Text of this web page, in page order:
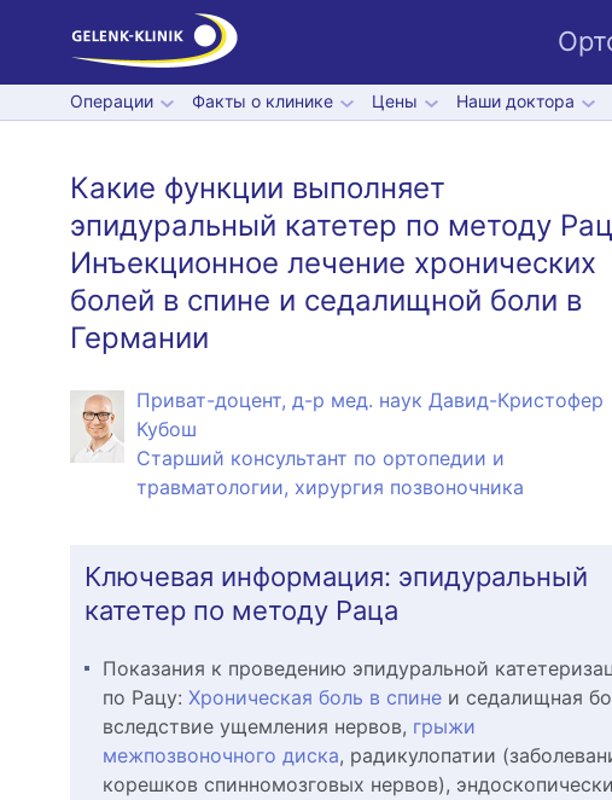
Операции Факты о клинике Цены Наши доктора
Какие функции выполняет
эпидуральный катетер по методу
Инъекционное лечение хронических
болей в спине и седалищной боли в
Германии
Приват-доцент, д-р мед. наук Давид-Кристофер
Кубош
Старший консультант по ортопедии и
травматологии, хирургия позвоночника
Ключевая информация: эпидуральный
катетер по методу Раца
Показания к проведению эпидуральной
по Рацу: Хроническая боль в спинеи седалищная
вследствие ущемления нервов, грыжи
межпозвоночного диска, радикулопатии
корешков спинномозговых нервов),